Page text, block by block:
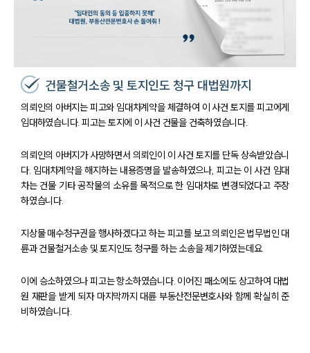
건물철거소송 및 토지인도 청구 대법원까지
의뢰인의 아버지는 피고와 임대차계약을 체결하여 이 사건 토지를 피고에게
임대하였습니다. 피고는 토지에 이 사건 건물을 건축하였습니다.
의뢰인의 아버지가 사망하면서 의뢰인이 이 사건 토지를 단독 상속받았습니
다. 임대차계약을 해지하는 내용증명을 발송하였으나, 피고는 이 사건 임대
차는 건물 기타 공작물의 소유를 목적으로 한 임대차로 변경되었다고 주장
하였습니다.
지상물 매수청구권을 행사하겠다고 하는 피고를 보고 의뢰인은 법무법인 대
륜과 건물철거소송 및 토지인도 청구를 하는 소송을 제기하였는데요.
이에 승소하였으나 피고는 항소하였습니다. 이어진 패소에도 상고하여 대법
원 재판을 받게 되자 마지막까지 대륜 부동산전문변호사와 함께 확실히 준
비하였습니다.